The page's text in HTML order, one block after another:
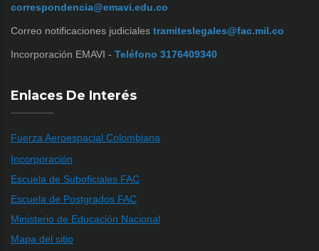
correspondencia@emavi.edu.co
Correo notificaciones judiciales tramiteslegales@fac.mil.co
Incorporación EMAVI - Teléfono 3176409340
Enlaces De Interés
Fuerza Aeroespacial Colombiana
Incorporación
Escuela de Suboficiales FAC
Escuela de Postgrados FAC
Ministerio de Educación Nacional
Mapa del sitio